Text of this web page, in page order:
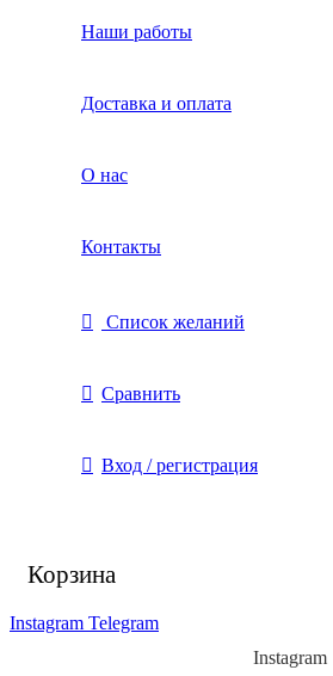
Наши работы
Доставка и оплата
О нас
Контакты
Список желаний
Сравнить
Вход / регистрация
Корзина
Instagram Telegram
Instagram